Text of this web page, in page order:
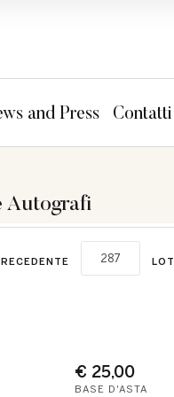
and Press Contatti
Autografi
€ 25,00
BASE D'ASTA